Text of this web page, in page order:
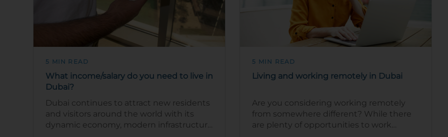
5 MIN READ
What income/salary do you need to live in
Dubai?
Dubai continues to attract new residents
and visitors around the world with its
dynamic economy, modern infrastructure
5 MIN READ
Living and working remotely in Dubai
Are you considering working remotely
from somewhere different? While there
are plenty of opportunities to work